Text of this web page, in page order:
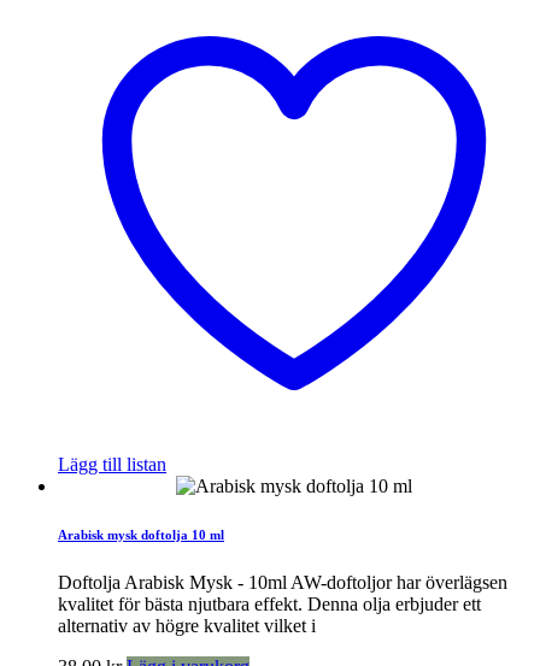
Lägg till listan
Arabisk mysk doftolja 10 ml
Doftolja Arabisk Mysk - 10ml AW-doftoljor har överlägsen
kvalitet för bästa njutbara effekt. Denna olja erbjuder ett
alternativ av högre kvalitet vilket i